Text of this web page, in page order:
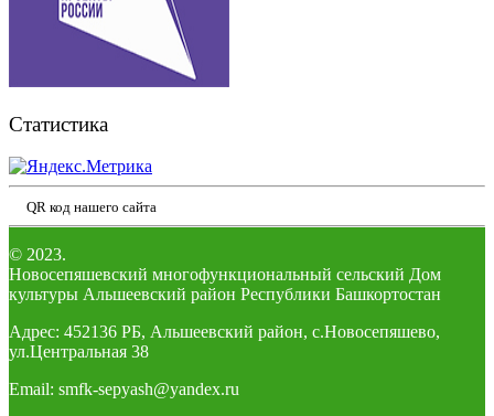
Статистика
QR код нашего сайта
© 2023.
Новосепяшевский многофункциональный сельский Дом
культуры Альшеевский район Республики Башкортостан
Адрес: 452136 РБ, Альшеевский район, с.Новосепяшево,
ул.Центральная 38
Email: smfk-sepyash@yandex.ru